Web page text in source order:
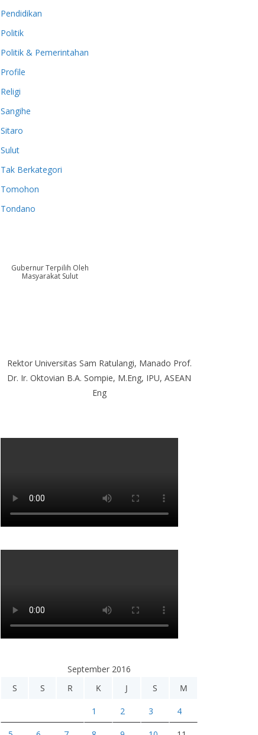
Pendidikan
Politik
Politik & Pemerintahan
Profile
Religi
Sangihe
Sitaro
Sulut
Tak Berkategori
Tomohon
Tondano
Gubernur Terpilih Oleh
Masyarakat Sulut
Rektor Universitas Sam Ratulangi, Manado Prof.
Dr. Ir. Oktovian B.A. Sompie, M.Eng, IPU, ASEAN
Eng
September 2016
S
S R K J S M
1 2 3 4